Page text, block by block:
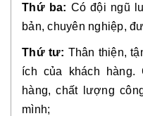
Thứ ba: Có đội ngũ
bản, chuyên nghiệp,
Thứ tư: Thân thiện,
ích của khách
hàng, chất lượng
mình;